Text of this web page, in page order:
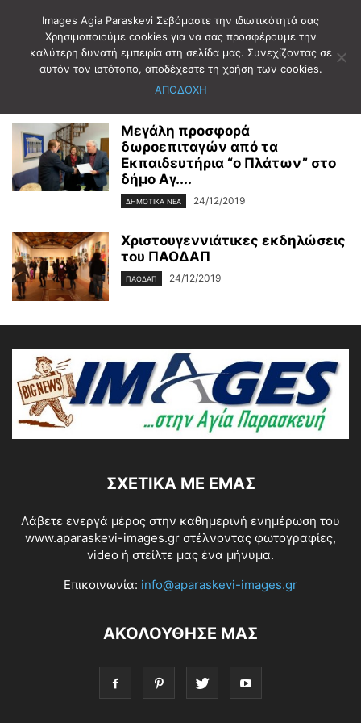
Αρχική 2019 Δεκέμβριος 24
Ημερήσιο Αρχείο: 24/12/2019
Μεγάλη προσφορά
δωροεπιταγών από τα
Εκπαιδευτήρια “ο Πλάτων” στο
δήμο Αγ....
ΔΗΜΟΤΙΚΑ ΝΕΑ 24/12/2019
Χριστουγεννιάτικες εκδηλώσεις
του ΠΑΟΔΑΠ
ΠΑΟΔΑΠ 24/12/2019
ΣΧΕΤΙΚΆ ΜΕ ΕΜΆΣ
Λάβετε ενεργά μέρος στην καθημερινή ενημέρωση του
www.aparaskevi-images.gr στέλνοντας φωτογραφίες,
video ή στείλτε μας ένα μήνυμα.
Επικοινωνία: info@aparaskevi-images.gr
ΑΚΟΛΟΥΘΗΣΕ ΜΑΣ
Images Agia Paraskevi Σεβόμαστε την ιδιωτικότητά σας
Χρησιμοποιούμε cookies για να σας προσφέρουμε την
καλύτερη δυνατή εμπειρία στη σελίδα μας. Συνεχίζοντας σε
αυτόν τον ιστότοπο, αποδέχεστε τη χρήση των cookies.
ΑΠΟΔΟΧΗ